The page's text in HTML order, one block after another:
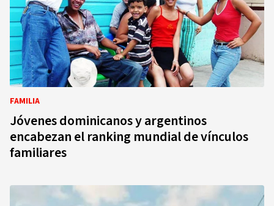
FAMILIA
Jóvenes dominicanos y argentinos
encabezan el ranking mundial de vínculos
familiares